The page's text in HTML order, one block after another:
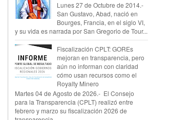
Lunes 27 de Octubre de 2014.-
San Gustavo, Abad, nació en
Bourges, Francia, en el siglo VI,
y su vida es narrada por San Gregorio de Tour...
Fiscalización CPLT: GOREs
mejoran en transparencia, pero
aún no informan con claridad
cómo usan recursos como el
Royalty Minero
Martes 04 de Agosto de 2026.- El Consejo
para la Transparencia (CPLT) realizó entre
febrero y marzo su fiscalización 2026 de